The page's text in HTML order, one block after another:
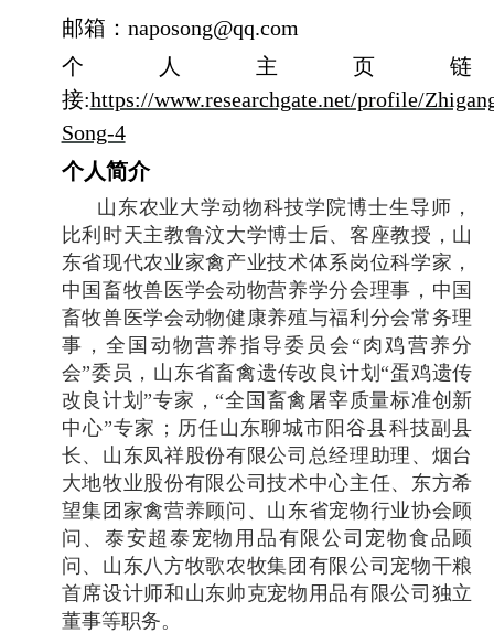
邮箱： naposong@qq.com
个人主页链
接:https://www.researchgate.net/profile/
Song-4
个人简介
山东农业大学动物科技学院博士生导师，
比利时天主教鲁汶大学博士后、客座教授，山
东省现代农业家禽产业技术体系岗位科学家，
中国畜牧兽医学会动物营养学分会理事，中国
畜牧兽医学会动物健康养殖与福利分会常务理
事，全国动物营养指导委员会 “肉鸡营养分
会”委员，山东省畜禽遗传改良计划 “蛋鸡遗传
改良计划”专家， “全国畜禽屠宰质量标准创新
中心”专家；历任山东聊城市阳谷县科技副县
长、山东凤祥股份有限公司总经理助理、烟台
大地牧业股份有限公司技术中心主任、东方希
望集团家禽营养顾问、山东省宠物行业协会顾
问、泰安超泰宠物用品有限公司宠物食品顾
问、山东八方牧歌农牧集团有限公司宠物干粮
首席设计师和山东帅克宠物用品有限公司独立
董事等职务。